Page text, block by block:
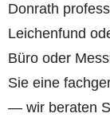
Donrath
Leichenfund
Büro oder
Sie eine
— wir beraten